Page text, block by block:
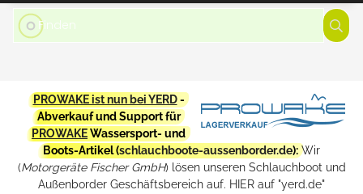
PROWAKE ist nun bei YERD-
Abverkauf und Support für
PROWAKEWassersport- und
Boots-Artikel (schlauchboote-aussenborder.de): Wir
(Motorgeräte Fischer GmbH) lösen unseren Schlauchboot und
Außenborder Geschäftsbereich auf. HIER auf "yerd.de"